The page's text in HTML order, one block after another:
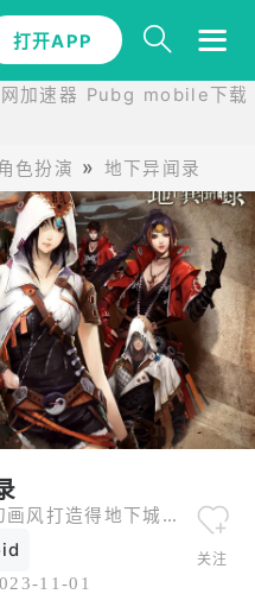
打开APP
加速器 Pubg mobile下载
色扮演 地下异闻录
打开APP
一款玄幻魔幻画风打造得地下城探险类手机游戏
11-01
关注